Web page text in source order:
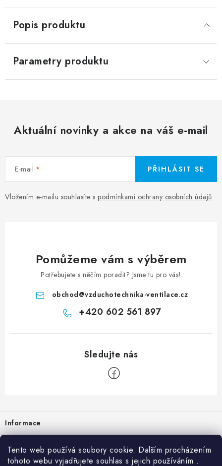
Tento web používá soubory cookie. Dalším procházením
tohoto webu vyjadřujete souhlas s jejich používáním..
Popis produktu
Parametry produktu
Aktuální novinky a akce na váš e-mail
E-mail
Vložením e-mailu souhlasíte s podmínkami ochrany osobních údajů
PŘIHLÁSIT SE
Pomůžeme vám s výběrem
Potřebujete s něčím poradit? Jsme tu pro vás!
obchod@vzduchotechnika-ventilace.cz
+420 602 561 897
Informace
Prodejna